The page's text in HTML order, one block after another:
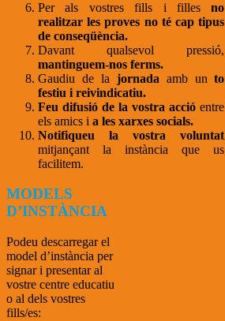
Per als vostres fills i fillesno
realitzar les proves no té cap tipus
de conseqüència.
Davant qualsevol pressió,
mantinguem-nos ferms.
Gaudiu de la jornada amb unto
festiu i reivindicatiu.
Feu difusió de la vostra accióentre
els amics i a les xarxes socials.
Notifiqueu la vostra voluntat
mitjançant la instància que us
facilitem.
MODELS
D’INSTÀNCIA
Podeu descarregar el
model d’instància per
signar i presentar al
vostre centre educatiu
o al dels vostres
fills/es: